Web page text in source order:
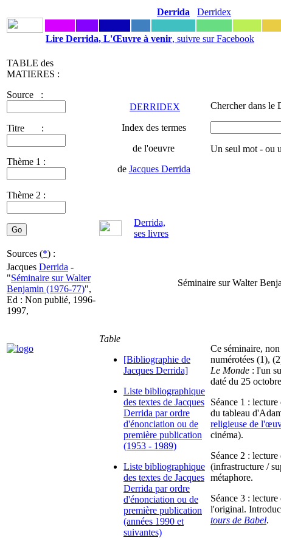
Derrida Derridex
Lire Derrida, L'Œuvre à venir, suivre sur Facebook
TABLE des
MATIERES :
Source :
Titre :
Thème 1 :
Thème 2 :
DERRIDEX
Index des termes
de l'oeuvre
de Jacques Derrida
Chercher dans le
Un seul mot - ou
Derrida,
ses livres
Sources (*) :
Jacques Derrida -
"Séminaire sur Walter
Benjamin (1976-77)",
Ed : Non publié, 1996-
1997,
Séminaire sur Walter
Table
[Bibliographie de
Jacques Derrida]
Liste bibliographique
des textes de Jacques
Derrida par ordre
d'énonciation ou de
première publication
(1953 - 1989)
Liste bibliographique
des textes de Jacques
Derrida par ordre
d'énonciation ou de
première publication
(années 1990 et
suivantes)
Ce séminaire,
numérotées (1),
Le Monde : l'un
daté du 25
Séance 1 : lecture
du tableau
religieuse de
cinéma).
Séance 2 : lecture
(infrastructure /
métaphore.
Séance 3 : lecture
l'original.
tours de Babel.